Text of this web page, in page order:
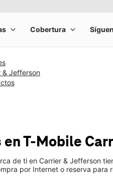
& Jefferson
en T-Mobile
de ti en Carrier & Jefferson
por Internet o reserva